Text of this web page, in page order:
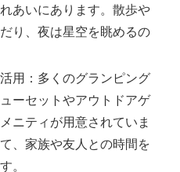
あいにあります。散歩や
り、夜は星空を眺めるの
用：多くのグランピング
ーセットやアウトドアゲ
ニティが用意されていま
、家族や友人との時間を
。